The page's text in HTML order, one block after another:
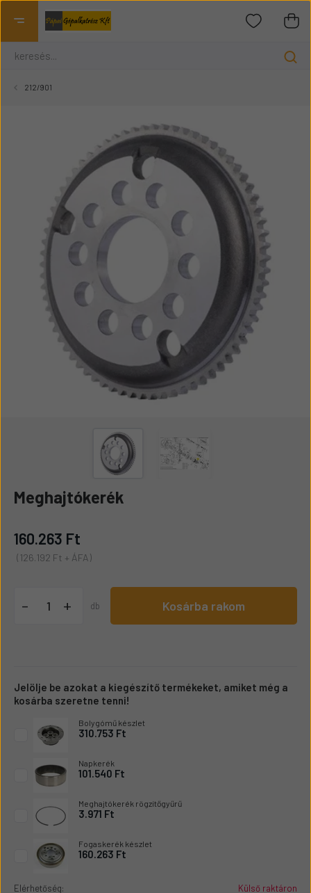
212/901
Meghajtókerék
160.263 Ft
(126.192 Ft + ÁFA)
- + db Kosárba rakom
Jelölje be azokat a kiegészítő termékeket, amiket még a
kosárba szeretne tenni!
Bolygómű készlet
310.753 Ft
Napkerék
101.540 Ft
Meghajtókerék rögzítőgyűrű
3.971 Ft
Fogaskerék készlet
160.263 Ft
Elérhetőség:
Külső raktáron